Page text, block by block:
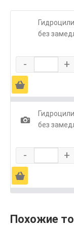
без
- +
Ä
1
без
- +
Ä
Похожие